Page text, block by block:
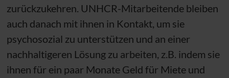
zurückzukehren. UNHCR-Mitarbeitende bleiben
auch danach mit ihnen in Kontakt, um sie
psychosozial zu unterstützen und an einer
nachhaltigeren Lösung zu arbeiten, z.B. indem sie
ihnen für ein paar Monate Geld für Miete und